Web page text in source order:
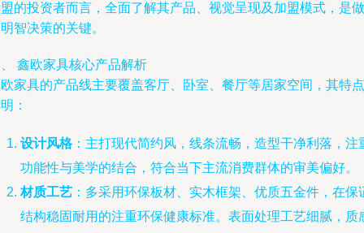
的投资者而言，全面了解其产品、视觉呈现及加盟模式，是做
智决策的关键。
鑫欧家具核心产品解析
家具的产品线主要覆盖客厅、卧室、餐厅等居家空间，其特点
：
设计风格：主打现代简约风，线条流畅，造型干净利落，注
功能性与美学的结合，符合当下主流消费群体的审美偏好。
材质工艺 ：多采用环保板材、实木框架、优质五金件，在保
结构稳固耐用的注重环保健康标准。表面处理工艺细腻，质